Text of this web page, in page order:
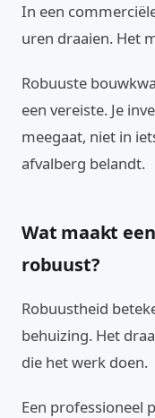
In een
uren draaien. Het
Robuuste
een vereiste. Je
meegaat, niet in
afvalberg belandt.
Wat maakt
robuust?
Robuustheid
behuizing. Het
die het werk doen.
Een professioneel